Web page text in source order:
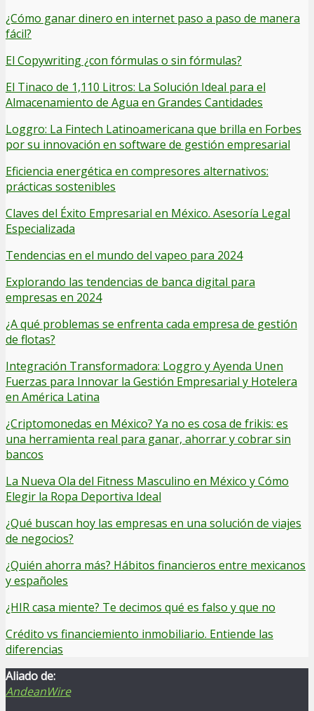
¿Cómo ganar dinero en internet paso a paso de manera
fácil?
El Copywriting ¿con fórmulas o sin fórmulas?
El Tinaco de 1,110 Litros: La Solución Ideal para el
Almacenamiento de Agua en Grandes Cantidades
Loggro: La Fintech Latinoamericana que brilla en Forbes
por su innovación en software de gestión empresarial
Eficiencia energética en compresores alternativos:
prácticas sostenibles
Claves del Éxito Empresarial en México. Asesoría Legal
Especializada
Tendencias en el mundo del vapeo para 2024
Explorando las tendencias de banca digital para
empresas en 2024
¿A qué problemas se enfrenta cada empresa de gestión
de flotas?
Integración Transformadora: Loggro y Ayenda Unen
Fuerzas para Innovar la Gestión Empresarial y Hotelera
en América Latina
¿Criptomonedas en México? Ya no es cosa de frikis: es
una herramienta real para ganar, ahorrar y cobrar sin
bancos
La Nueva Ola del Fitness Masculino en México y Cómo
Elegir la Ropa Deportiva Ideal
¿Qué buscan hoy las empresas en una solución de viajes
de negocios?
¿Quién ahorra más? Hábitos financieros entre mexicanos
y españoles
¿HIR casa miente? Te decimos qué es falso y que no
Crédito vs financiemiento inmobiliario. Entiende las
diferencias
Aliado de:
AndeanWire